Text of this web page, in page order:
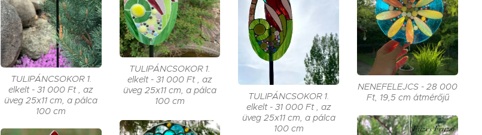
TULIPÁNCSOKOR 1.
elkelt - 31 000 Ft , az
üveg 25x11 cm, a pálca
100 cm
TULIPÁNCSOKOR 1.
elkelt - 31 000 Ft , az
üveg 25x11 cm, a pálca
100 cm
TULIPÁNCSOKOR 1.
elkelt - 31 000 Ft , az
üveg 25x11 cm, a pálca
100 cm
NENEFELEJCS - 28 000
Ft, 19,5 cm átmérőjű